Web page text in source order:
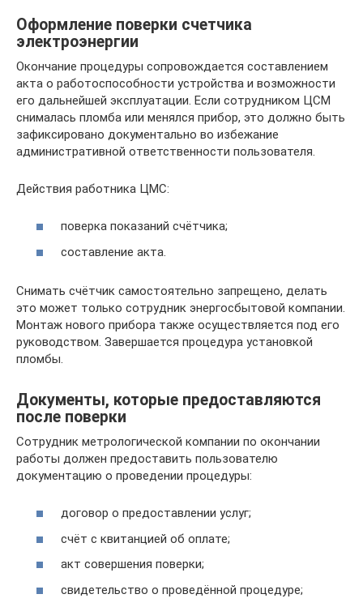
Оформление поверки счетчика
электроэнергии
Окончание процедуры сопровождается составлением
акта о работоспособности устройства и возможности
его дальнейшей эксплуатации. Если сотрудником ЦСМ
снималась пломба или менялся прибор, это должно быть
зафиксировано документально во избежание
административной ответственности пользователя.
Действия работника ЦМС:
поверка показаний счётчика;
составление акта.
Снимать счётчик самостоятельно запрещено, делать
это может только сотрудник энергосбытовой компании.
Монтаж нового прибора также осуществляется под его
руководством. Завершается процедура установкой
пломбы.
Документы, которые предоставляются
после поверки
Сотрудник метрологической компании по окончании
работы должен предоставить пользователю
документацию о проведении процедуры:
договор о предоставлении услуг;
счёт с квитанцией об оплате;
акт совершения поверки;
свидетельство о проведённой процедуре;